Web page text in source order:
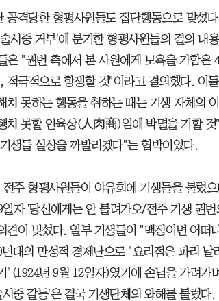
공격당한 형평사원들도 집단행동으로 맞섰
시중 거부'에 분기한 형평사원들의 결의 내
은 "권번 측에서 본 사원에게 모욕을 가함은
적극적으로 항쟁할 것"이라고 결의했다. 이
치 못하는 행동을 취하는 때는 기생 자체의
치 못할 인육상(人肉商)임에 박멸을 기할 것
생들 실상을 까발리겠다"는 협박이었다.
주 형평사원들이 야유회에 기생들을 불렀
자 '당신에게는 안 불려가오/전주 기생 권번
견이 맞섰다. 일부 기생들이 "백정이면 어떠
대의 만성적 경제난으로 "요리점은 파리 날
"(1924년 9월 12일자)였기에 손님을 가려가
중 갈등'은 결국 기생단체의 와해를 불렀다.